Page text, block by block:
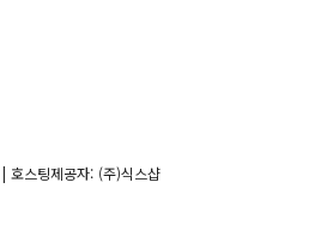
| 호스팅제공자: (주)식스샵